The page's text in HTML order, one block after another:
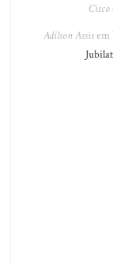
Cisco
Adilson Assisem